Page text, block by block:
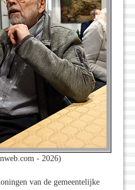
- 2026)
van de gemeentelijke